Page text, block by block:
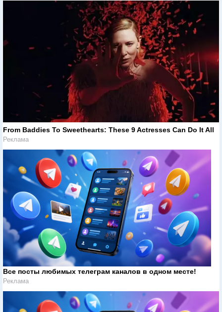
From Baddies To Sweethearts: These 9 Actresses Can Do It All
Реклама
Все посты любимых телеграм каналов в одном месте!
Реклама